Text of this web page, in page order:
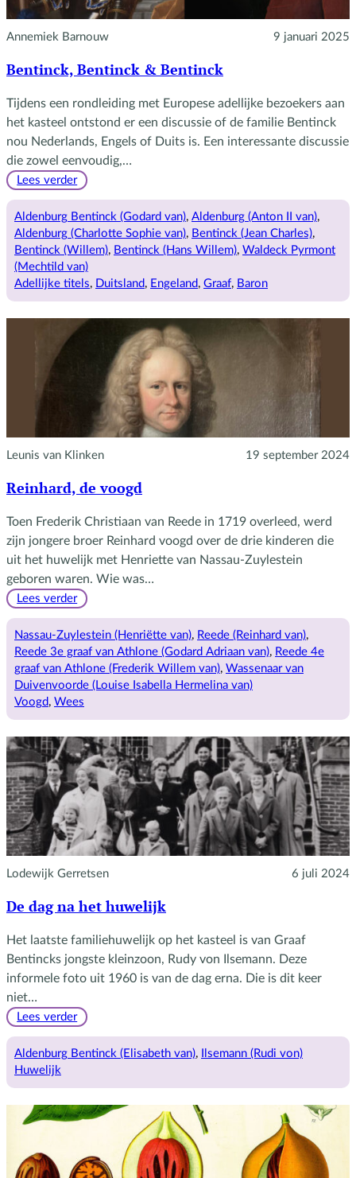
Annemiek Barnouw 9 januari 2025
Bentinck, Bentinck & Bentinck
Tijdens een rondleiding met Europese adellijke bezoekers aan
het kasteel ontstond er een discussie of de familie Bentinck
nou Nederlands, Engels of Duits is. Een interessante discussie
die zowel eenvoudig,…
Lees verder:
Bentinck
&
Bentinck
Aldenburg Bentinck (Godard van), Aldenburg (Anton II van)
Aldenburg (Charlotte Sophie van), Bentinck (Jean Charles)
Bentinck (Willem), Bentinck (Hans Willem), Waldeck Pyrmont
(Mechtild van)
Adellijke titels, Duitsland, Engeland, Graaf, Baron
Leunis van Klinken 19 september 2024
Reinhard, de voogd
Toen Frederik Christiaan van Reede in 1719 overleed, werd
zijn jongere broer Reinhard voogd over de drie kinderen die
uit het huwelijk met Henriette van Nassau-Zuylestein
geboren waren. Wie was…
Lees verder:
de
voogd
Nassau-Zuylestein (Henriëtte van), Reede (Reinhard van)
Reede 3e graaf van Athlone (Godard Adriaan van), Reede 4e
graaf van Athlone (Frederik Willem van), Wassenaar van
Duivenvoorde (Louise Isabella Hermelina van)
Voogd, Wees
Lodewijk Gerretsen 6 juli 2024
De dag na het huwelijk
Het laatste familiehuwelijk op het kasteel is van Graaf
Bentincks jongste kleinzoon, Rudy von Ilsemann. Deze
informele foto uit 1960 is van de dag erna. Die is dit keer
niet…
Lees verder:
dag
Aldenburg Bentinck (Elisabeth van),
Ilsemann (Rudi von)
Huwelijk